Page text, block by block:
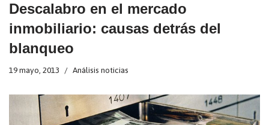
Descalabro en el mercado
inmobiliario: causas detrás del
blanqueo
19 mayo, 2013 Análisis noticias